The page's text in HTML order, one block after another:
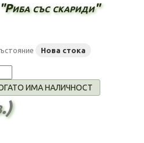
със скариди"
Нова стока
ИМА НАЛИЧНОСТ